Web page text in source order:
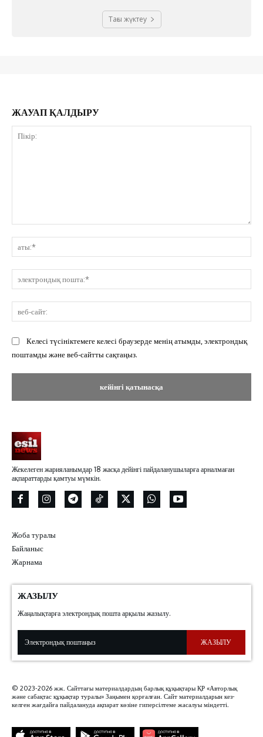
Тағы жүктеу
ЖАУАП ҚАЛДЫРУ
Келесі түсініктемеге келесі браузерде менің атымды, электрондық
поштамды және веб-сайтты сақтаңыз.
Жекелеген жарияланымдар 18 жасқа дейінгі пайдаланушыларға арналмаған
ақпараттарды қамтуы мүмкін.
Жоба туралы
Байланыс
Жарнама
ЖАЗЫЛУ
Жаңалықтарға электрондық пошта арқылы жазылу.
ЖАЗЫЛУ
© 2023-2026 жж. Сайттағы материалдардың барлық құқықтары ҚР «Авторлық
және сабақтас құқықтар туралы» Заңымен қорғалған. Сайт материалдарын кез-
келген жағдайға пайдалануда ақпарат көзіне гиперсілтеме жасалуы міндетті.